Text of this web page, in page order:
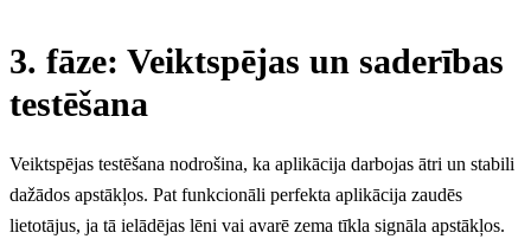
3. fāze: Veiktspējas un saderības
testēšana
Veiktspējas testēšana nodrošina, ka aplikācija darbojas ātri un stabili
dažādos apstākļos. Pat funkcionāli perfekta aplikācija zaudēs
lietotājus, ja tā ielādējas lēni vai avarē zema tīkla signāla apstākļos.